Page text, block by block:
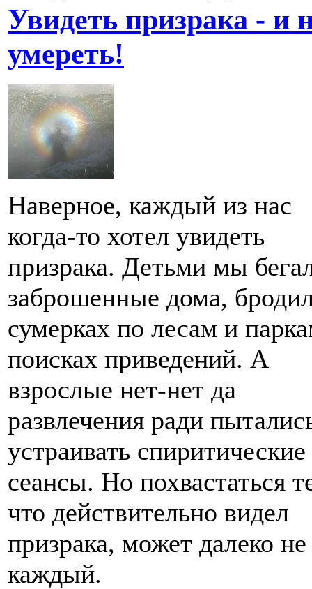
Увидеть призрака - и
умереть!
Наверное, каждый из нас
когда-то хотел увидеть
призрака. Детьми мы
заброшенные дома,
сумерках по лесам и
поисках приведений. А
взрослые нет-нет да
развлечения ради
устраивать спиритические
сеансы. Но похвастаться
что действительно видел
призрака, может далеко не
каждый.